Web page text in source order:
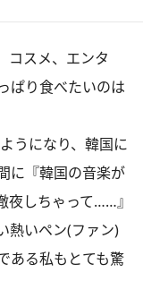
コスメ、エンタ
ぱり食べたいのは
うになり、韓国に
に『韓国の音楽が
夜しちゃって……』
熱いペン(ファン)
ある私もとても驚